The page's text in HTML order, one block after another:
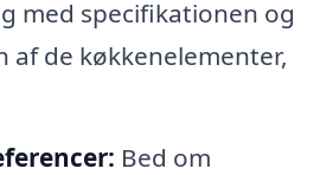
med specifikationen og
af de køkkenelementer,
Bed om